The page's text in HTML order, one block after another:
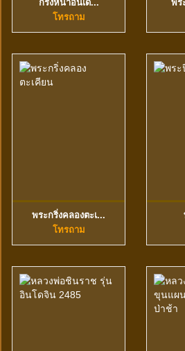
ดูข้อมูลเพิ่มเติม
โทรถาม
ดู
ดูข้อมูลเพิ่มเติม
พระกริ่งคลองตะเ...
โทรถาม